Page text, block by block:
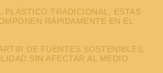
PLÁSTICO TRADICIONAL, ESTAS
RÁPIDAMENTE EN EL
DE FUENTES SOSTENIBLES,
SIN AFECTAR AL MEDIO